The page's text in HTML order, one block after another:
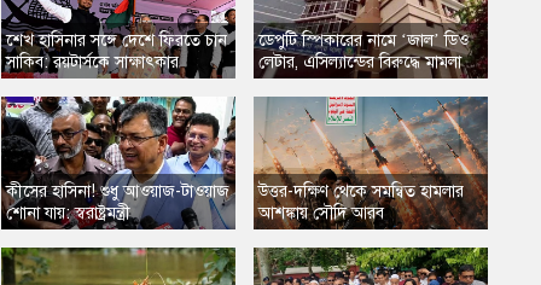
​শেখ হাসিনার সঙ্গে দেশে ফিরতে চান
সাকিব: রয়টার্সকে সাক্ষাৎকার
​কীসের হাসিনা! শুধু আওয়াজ-টাওয়াজ
শোনা যায়: স্বরাষ্ট্রমন্ত্রী
​ডেপুটি স্পিকারের নামে ‘জাল’ ডিও
লেটার, এসিল্যান্ডের বিরুদ্ধে মামলা
​উত্তর-দক্ষিণ থেকে সমন্বিত হামলার
আশঙ্কায় সৌদি আরব